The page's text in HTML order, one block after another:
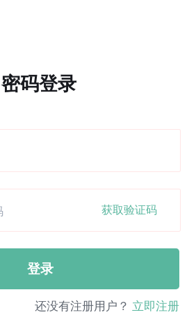
密码登录
获取验证码
登录
还没有注册用户？ 立即注册